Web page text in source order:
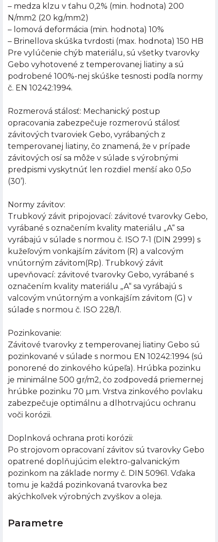
– medza klzu v ťahu 0,2% (min. hodnota) 200
N/mm2 (20 kg/mm2)
– lomová deformácia (min. hodnota) 10%
– Brinellova skúška tvrdosti (max. hodnota) 150 HB
Pre vylúčenie chýb materiálu, sú všetky tvarovky
Gebo vyhotovené z temperovanej liatiny a sú
podrobené 100%-nej skúške tesnosti podľa normy
č. EN 10242:1994.
Rozmerová stálosť: Mechanický postup
opracovania zabezpečuje rozmerovú stálosť
závitových tvaroviek Gebo, vyrábaných z
temperovanej liatiny, čo znamená, že v prípade
závitových osí sa môže v súlade s výrobnými
predpismi vyskytnúť len rozdiel menší ako 0,5o
(30’).
Normy závitov:
Trubkový závit pripojovací: závitové tvarovky Gebo,
vyrábané s označením kvality materiálu „A“ sa
vyrábajú v súlade s normou č. ISO 7-1 (DIN 2999) s
kužeľovým vonkajším závitom (R) a valcovým
vnútorným závitom(Rp). Trubkový závit
upevňovací: závitové tvarovky Gebo, vyrábané s
označením kvality materiálu „A“ sa vyrábajú s
valcovým vnútorným a vonkajším závitom (G) v
súlade s normou č. ISO 228/1.
Pozinkovanie:
Závitové tvarovky z temperovanej liatiny Gebo sú
pozinkované v súlade s normou EN 10242:1994 (sú
ponorené do zinkového kúpeľa). Hrúbka pozinku
je minimálne 500 gr/m2, čo zodpovedá priemernej
hrúbke pozinku 70 µm. Vrstva zinkového povlaku
zabezpečuje optimálnu a dlhotrvajúcu ochranu
voči korózii.
Doplnková ochrana proti korózii:
Po strojovom opracovaní závitov sú tvarovky Gebo
opatrené doplňujúcim elektro-galvanickým
pozinkom na základe normy č. DIN 50961. Vďaka
tomu je každá pozinkovaná tvarovka bez
akýchkoľvek výrobných zvyškov a oleja.
Parametre